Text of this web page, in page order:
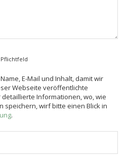
E-Mail und Inhalt, damit wir
Webseite veröffentlichte
Informationen, wo, wie
speichern, wirf bitte einen Blick in
.